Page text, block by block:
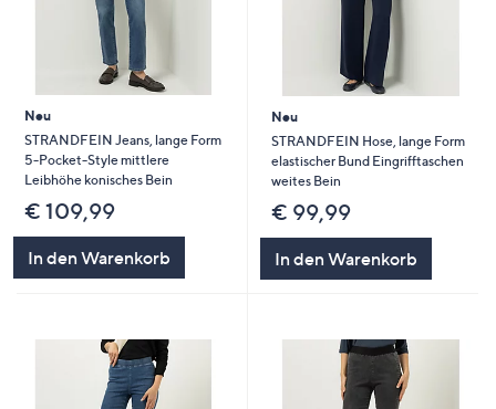
Neu
STRANDFEIN Jeans, lange Form
5-Pocket-Style mittlere
Leibhöhe konisches Bein
€ 109,99
In den Warenkorb
Neu
STRANDFEIN Hose, lange Form
elastischer Bund Eingrifftaschen
weites Bein
€ 99,99
In den Warenkorb